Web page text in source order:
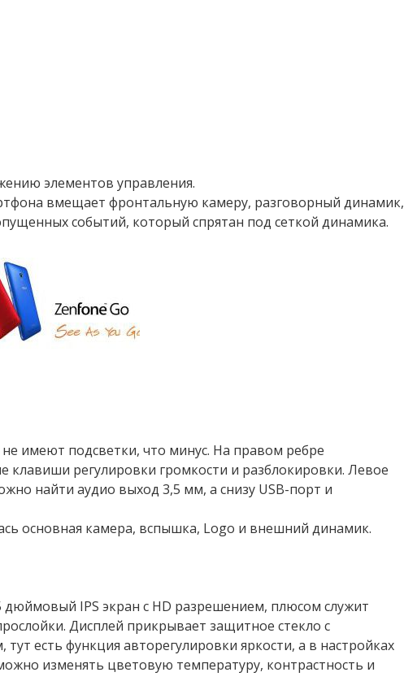
элементов управления.
вмещает фронтальную камеру, разговорный динамик,
событий, который спрятан под сеткой динамика.
имеют подсветки, что минус. На правом ребре
клавиши регулировки громкости и разблокировки. Левое
найти аудио выход 3,5 мм, а снизу USB-порт и
основная камера, вспышка, Logo и внешний динамик.
дюймовый IPS экран с HD разрешением, плюсом служит
Дисплей прикрывает защитное стекло с
есть функция авторегулировки яркости, а в настройках
изменять цветовую температуру, контрастность и